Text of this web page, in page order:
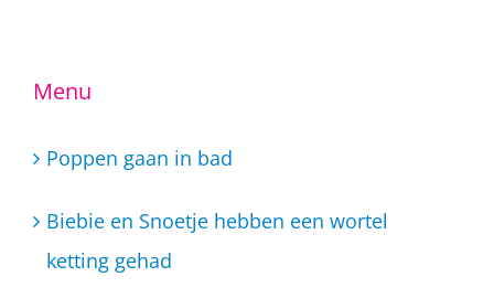
Menu
Poppen gaan in bad
Biebie en Snoetje hebben een wortel
ketting gehad